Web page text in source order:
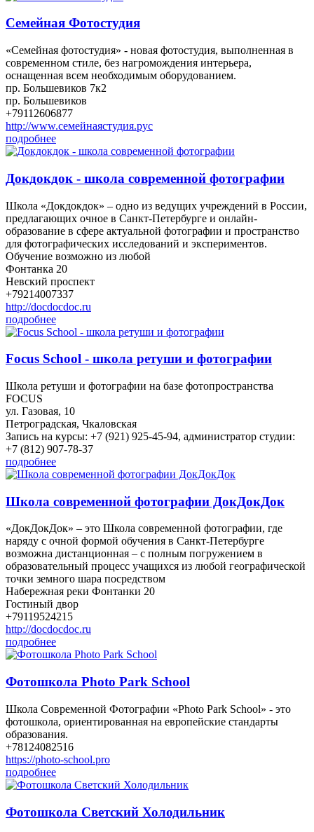
Семейная Фотостудия
«Семейная фотостудия» - новая фотостудия, выполненная в
современном стиле, без нагромождения интерьера,
оснащенная всем необходимым оборудованием.
пр. Большевиков 7к2
пр. Большевиков
+79112606877
http://www.семейнаястудия.рус
подробнее
Докдокдок - школа современной фотографии
Школа «Докдокдок» – одно из ведущих учреждений в России,
предлагающих очное в Санкт-Петербурге и онлайн-
образование в сфере актуальной фотографии и пространство
для фотографических исследований и экспериментов.
Обучение возможно из любой
Фонтанка 20
Невский проспект
+79214007337
http://docdocdoc.ru
подробнее
Focus School - школа ретуши и фотографии
Школа ретуши и фотографии на базе фотопространства
FOCUS
ул. Газовая, 10
Петроградская, Чкаловская
Запись на курсы: +7 (921) 925-45-94, администратор студии:
+7 (812) 907-78-37
подробнее
Школа современной фотографии ДокДокДок
«ДокДокДок» – это Школа современной фотографии, где
наряду с очной формой обучения в Санкт-Петербурге
возможна дистанционная – с полным погружением в
образовательный процесс учащихся из любой географической
точки земного шара посредством
Набережная реки Фонтанки 20
Гостиный двор
+79119524215
http://docdocdoc.ru
подробнее
Фотошкола Photo Park School
Школа Современной Фотографии «Photo Park School» - это
фотошкола, ориентированная на европейские стандарты
образования.
+78124082516
https://photo-school.pro
подробнее
Фотошкола Светский Холодильник